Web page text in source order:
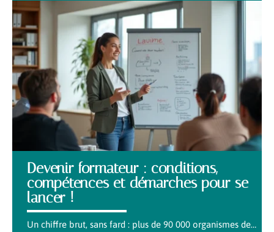
Devenir formateur : conditions,
compétences et démarches pour se
lancer !
Un chiffre brut, sans fard : plus de 90 000 organismes de…